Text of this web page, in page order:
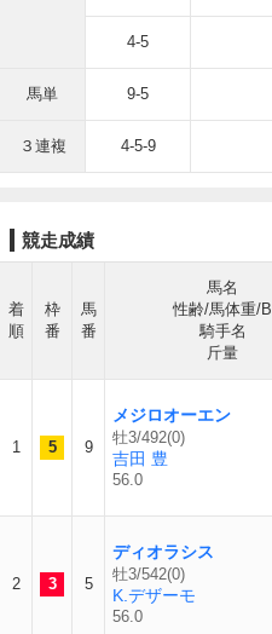
4-5
馬単 9-5
３連複 4-5-9
競走成績
着
順
枠
番
馬
番
馬名
性齢/馬体重/B
騎手名
斤量
1 5 9
メジロオーエン
牡3/492(0)
吉田 豊
56.0
2 3 5
ディオラシス
牡3/542(0)
K.デザーモ
56.0